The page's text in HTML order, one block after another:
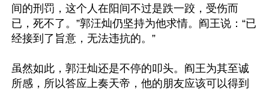
间的刑罚，这个人在阳间不过是跌一跤，受伤而
已，死不了。”郭汪灿仍坚持为他求情。阎王说：“已
经接到了旨意，无法违抗的。”
虽然如此，郭汪灿还是不停的叩头。阎王为其至诚
所感，所以答应上奏天帝，他的朋友应该可以得到